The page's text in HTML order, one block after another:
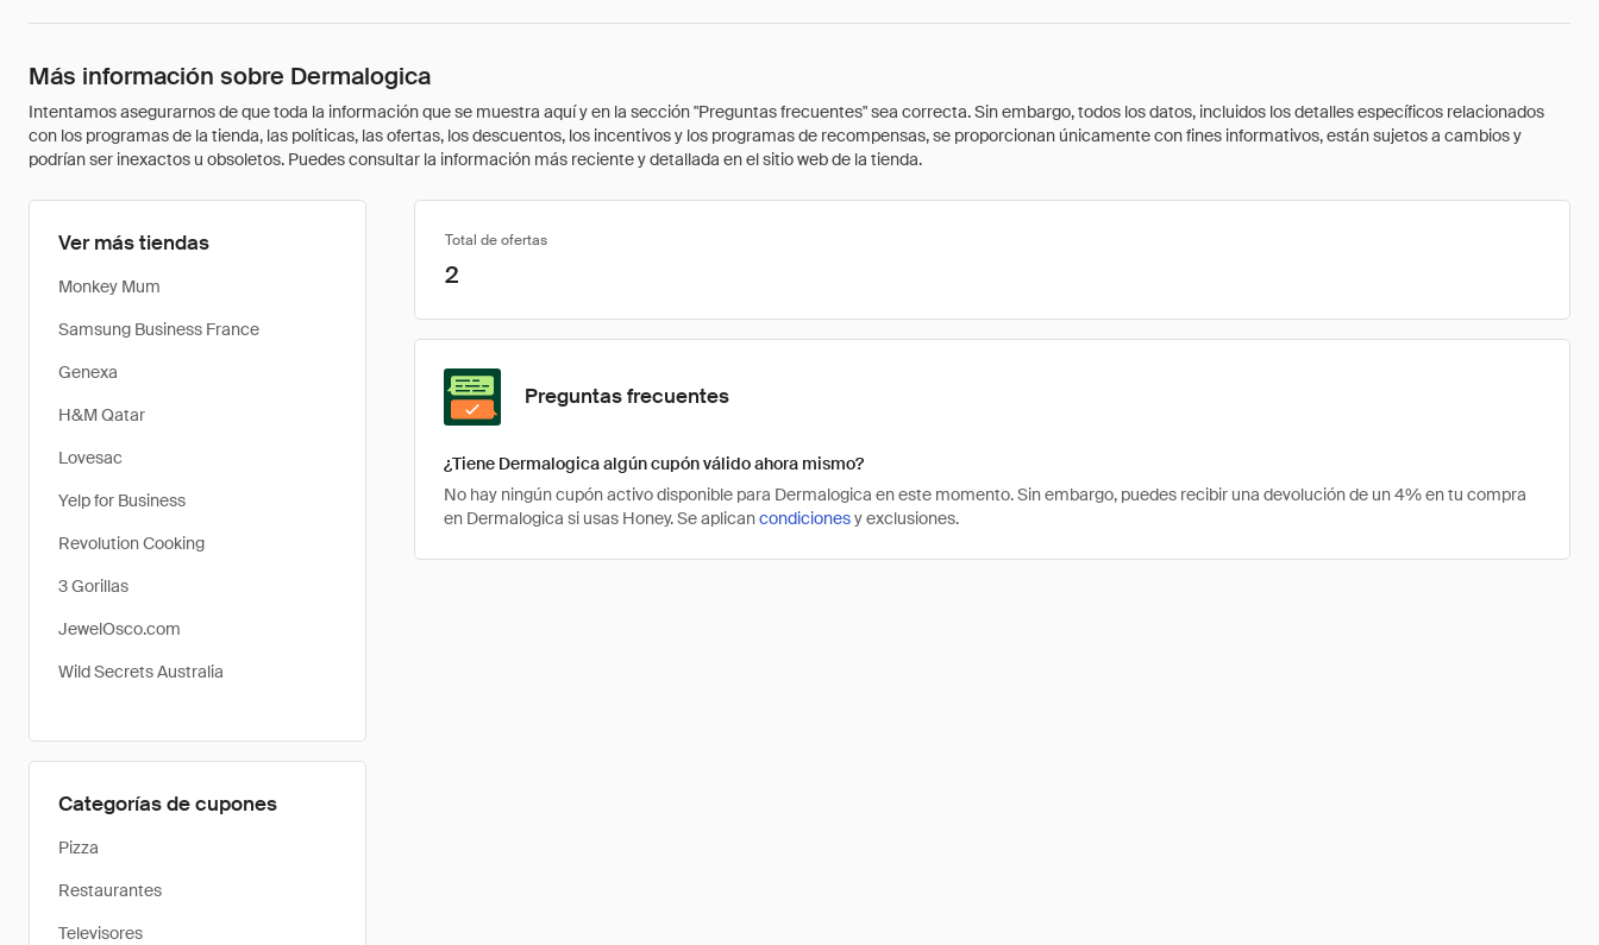
Más información sobre Dermalogica
Intentamos asegurarnos de que toda la información que se muestra aquí y en la sección "Preguntas frecuentes" sea correcta. Sin embargo, todos los datos, incluidos los detalles específicos relacionados
con los programas de la tienda, las políticas, las ofertas, los descuentos, los incentivos y los programas de recompensas, se proporcionan únicamente con fines informativos, están sujetos a cambios y
podrían ser inexactos u obsoletos. Puedes consultar la información más reciente y detallada en el sitio web de la tienda.
Ver más tiendas
Monkey Mum
Samsung Business France
Genexa
H&M Qatar
Lovesac
Yelp for Business
Revolution Cooking
3 Gorillas
JewelOsco.com
Wild Secrets Australia
Categorías de cupones
Pizza
Restaurantes
Televisores
Total de ofertas
2
Preguntas frecuentes
¿Tiene Dermalogica algún cupón válido ahora mismo?
No hay ningún cupón activo disponible para Dermalogica en este momento. Sin embargo, puedes recibir una devolución de un 4% en tu compra
en Dermalogica si usas Honey. Se aplicancondicionesy exclusiones.